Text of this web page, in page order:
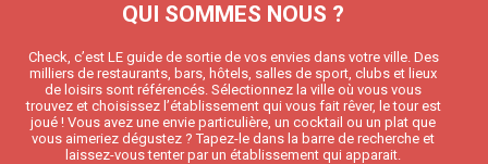
QUI SOMMES NOUS ?
Check, c’est LE guide de sortie de vos envies dans votre ville. Des
milliers de restaurants, bars, hôtels, salles de sport, clubs et lieux
de loisirs sont référencés. Sélectionnez la ville où vous vous
trouvez et choisissez l’établissement qui vous fait rêver, le tour est
joué ! Vous avez une envie particulière, un cocktail ou un plat que
vous aimeriez dégustez ? Tapez-le dans la barre de recherche et
laissez-vous tenter par un établissement qui apparait.